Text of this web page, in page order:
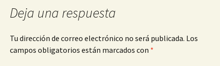
Deja una respuesta
Tu dirección de correo electrónico no será publicada. Los
campos obligatorios están marcados con *